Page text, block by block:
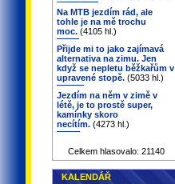
Na MTB jezdím rád, ale
tohle je na mě trochu
moc. (4105 hl.)
Přijde mi to jako zajímavá
alternativa na zimu. Jen
když se nepletu běžkařům v
upravené stopě. (5033 hl.)
Jezdím na něm v zimě v
létě, je to prostě super,
kamínky skoro
necítím. (4273 hl.)
Celkem hlasovalo: 21140
KALENDÁŘ